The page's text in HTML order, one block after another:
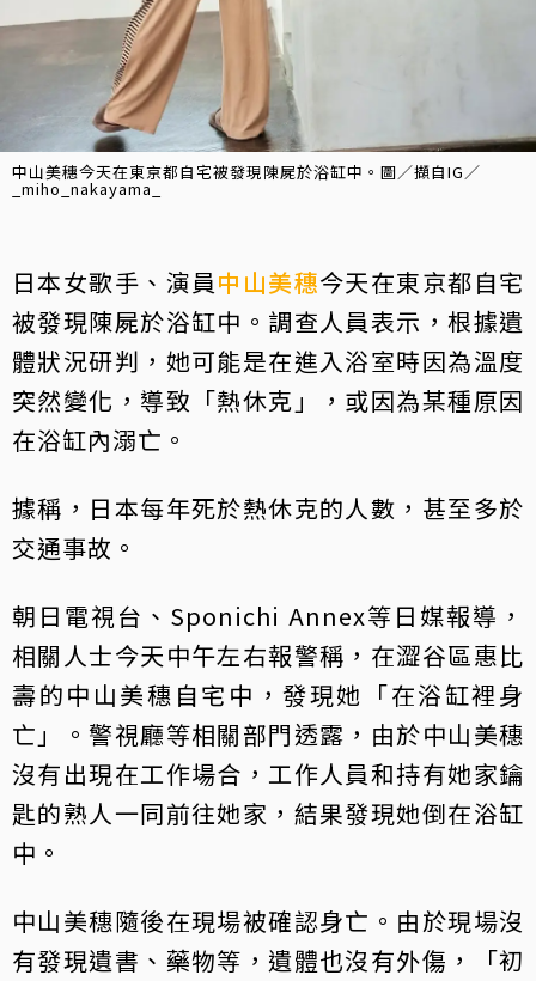
中山美穗今天在東京都自宅被發現陳屍於浴缸中。圖／擷自IG／
_miho_nakayama_
日本女歌手、演員中山美穗今天在東京都自宅
被發現陳屍於浴缸中。調查人員表示，根據遺
體狀況研判，她可能是在進入浴室時因為溫度
突然變化，導致「熱休克」，或因為某種原因
在浴缸內溺亡。
據稱，日本每年死於熱休克的人數，甚至多於
交通事故。
朝日電視台、Sponichi Annex等日媒報導，
相關人士今天中午左右報警稱，在澀谷區惠比
壽的中山美穗自宅中，發現她「在浴缸裡身
亡」。警視廳等相關部門透露，由於中山美穗
沒有出現在工作場合，工作人員和持有她家鑰
匙的熟人一同前往她家，結果發現她倒在浴缸
中。
中山美穗隨後在現場被確認身亡。由於現場沒
有發現遺書、藥物等，遺體也沒有外傷，「初